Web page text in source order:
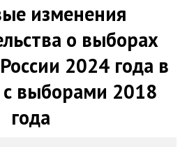
изменения
о выборах
2024 года в
выборами 2018
года